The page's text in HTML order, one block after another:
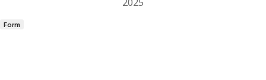
Form